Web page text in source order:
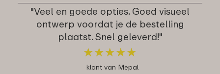
"Veel en goede opties. Goed visueel
ontwerp voordat je de bestelling
plaatst. Snel geleverd!"
★★★★★
★★★★★
klant van Mepal